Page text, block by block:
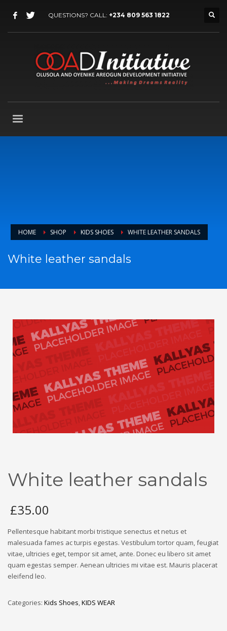
QUESTIONS? CALL: +234 809 563 1822
HOME SHOP KIDS SHOES WHITE LEATHER SANDALS
White leather sandals
White leather sandals
£35.00
Pellentesque habitant morbi tristique senectus et netus et
malesuada fames ac turpis egestas. Vestibulum tortor quam, feugiat
vitae, ultricies eget, tempor sit amet, ante. Donec eu libero sit amet
quam egestas semper. Aenean ultricies mi vitae est. Mauris placerat
eleifend leo.
Categories: Kids Shoes,KIDS WEAR